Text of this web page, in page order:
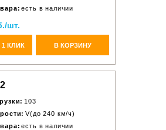
есть в наличии
шт.
КЛИК В КОРЗИНУ
103
V(до 240 км/ч)
есть в наличии